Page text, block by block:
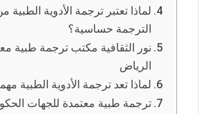
لماذا تعتبر ترجمة الأدوية الطبية
الترجمة حساسية؟
نور الثقافية مكتب ترجمة طبية
الرياض
لماذا تعد ترجمة الأدوية الطبية
ترجمة طبية معتمدة للجهات